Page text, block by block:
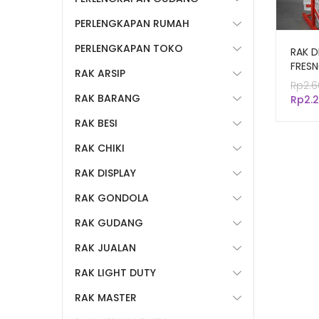
RAK
Rp
Rp
PERLENGKAPAN RUMAH
PERLENGKAPAN TOKO
RAK ARSIP
RAK BARANG
RAK BESI
RAK CHIKI
RAK DISPLAY
RAK GONDOLA
RAK GUDANG
RAK JUALAN
RAK LIGHT DUTY
RAK MASTER